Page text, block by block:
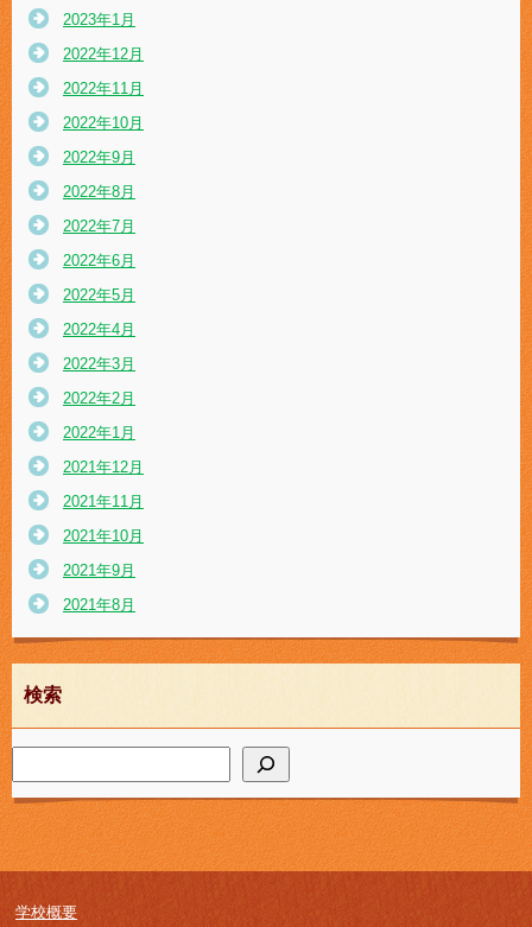
2023年1月
2022年12月
2022年11月
2022年10月
2022年9月
2022年8月
2022年7月
2022年6月
2022年5月
2022年4月
2022年3月
2022年2月
2022年1月
2021年12月
2021年11月
2021年10月
2021年9月
2021年8月
検索
学校概要